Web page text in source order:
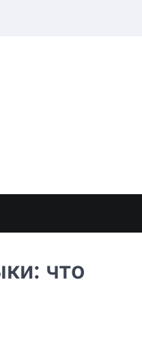
что